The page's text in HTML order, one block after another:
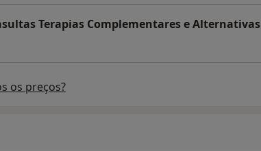
Terapias Complementares e Alternativas
os preços?